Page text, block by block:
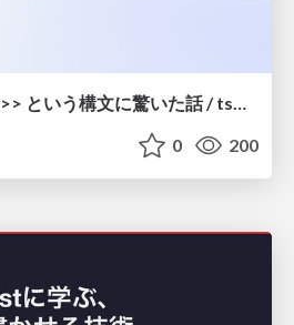
TSX の <Hoge<Fuga>> という構文に驚いた話 / tsx-type-argument-syntax
0 200